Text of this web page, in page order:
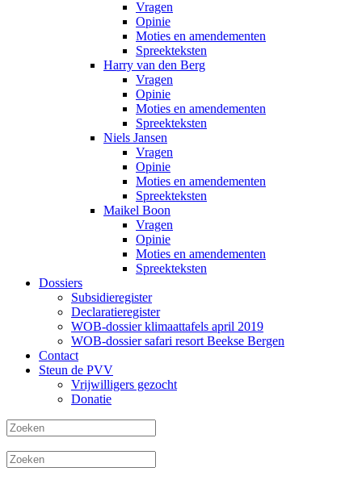
Vragen
Opinie
Moties en amendementen
Spreekteksten
Harry van den Berg
Vragen
Opinie
Moties en amendementen
Spreekteksten
Niels Jansen
Vragen
Opinie
Moties en amendementen
Spreekteksten
Maikel Boon
Vragen
Opinie
Moties en amendementen
Spreekteksten
Dossiers
Subsidieregister
Declaratieregister
WOB-dossier klimaattafels april 2019
WOB-dossier safari resort Beekse Bergen
Contact
Steun de PVV
Vrijwilligers gezocht
Donatie